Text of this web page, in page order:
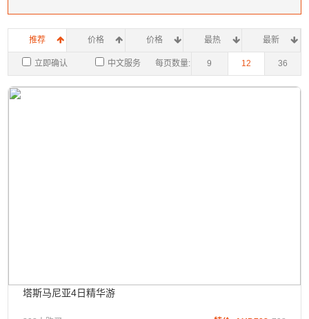
推荐 价格 价格 最热 最新
每页数量: 9 12 36
立即确认 中文服务
塔斯马尼亚4日精华游